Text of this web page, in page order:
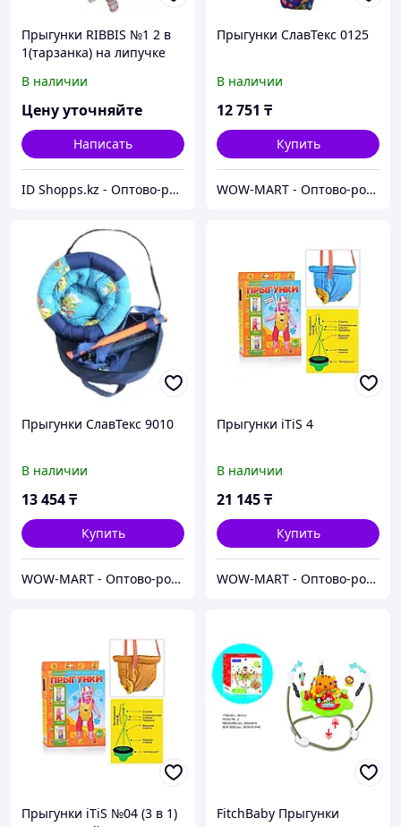
Прыгунки RIBBIS №1 2 в
1(тарзанка) на липучке
В наличии
Цену уточняйте
Написать
ID Shopps.kz - Оптово-розничный Склад
Прыгунки СлавТекс 0125
В наличии
12 751 ₸
Купить
WOW-MART - Оптово-розничный Склад - товары на заказ до двери
Прыгунки СлавТекс 9010
В наличии
13 454₸
Купить
WOW-MART - Оптово-розничный Склад - товары на заказ до двери
Прыгунки iTiS 4
В наличии
21 145₸
Купить
WOW-MART - Оптово-розничный Склад - товары на заказ до двери
Прыгунки iTiS №04 (3 в 1)
FitchBaby Прыгунки